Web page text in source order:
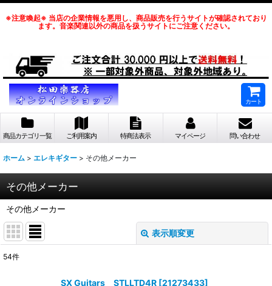
※注意喚起※ 当店の企業情報を悪用し、商品販売を行うサイトが確認されており
ます。音楽関連以外の商品を扱うサイトにご注意ください。
カート
商品カテゴリ一覧 ご利用案内 特商法表示 マイページ 問い合わせ
ホーム > エレキギター > その他メーカー
その他メーカー
その他メーカー
表示順変更
54件
SX Guitars STLLTD4R [21273433]